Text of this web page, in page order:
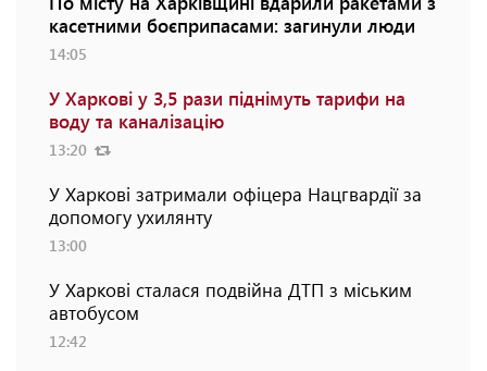
касетними боєприпасами: загинули люди
14:05
У Харкові у 3,5 рази піднімуть тарифи на
воду та каналізацію
13:20
У Харкові затримали офіцера Нацгвардії за
допомогу ухилянту
13:00
У Харкові сталася подвійна ДТП з міським
автобусом
12:42